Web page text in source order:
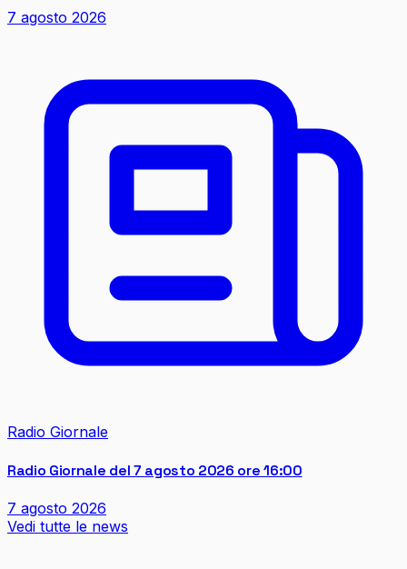
7 agosto 2026
Radio Giornale
Radio Giornale del 7 agosto 2026 ore 16:00
7 agosto 2026
Vedi tutte le news